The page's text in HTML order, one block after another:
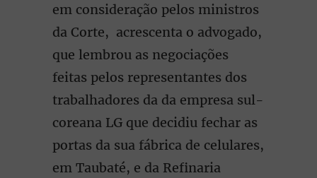
em consideração pelos ministros
da Corte, acrescenta o advogado,
que lembrou as negociações
feitas pelos representantes dos
trabalhadores da da empresa sul-
coreana LG que decidiu fechar as
portas da sua fábrica de celulares,
em Taubaté, e da Refinaria